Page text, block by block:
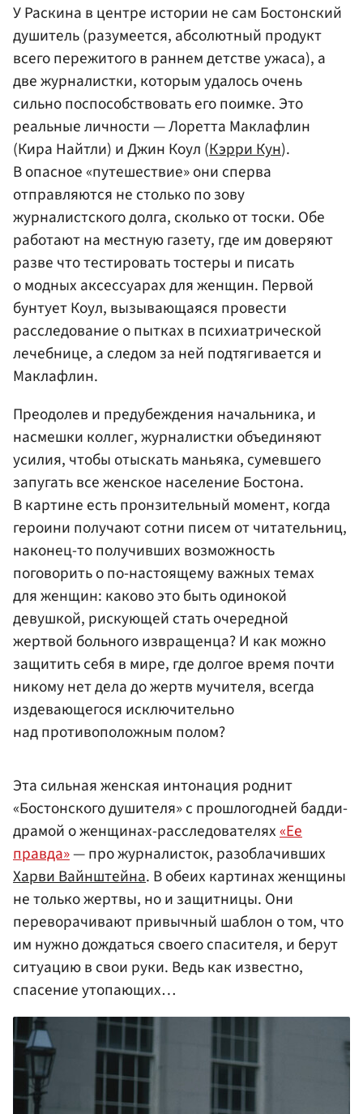
У Раскина в центре истории не сам Бостонский
душитель (разумеется, абсолютный продукт
всего пережитого в раннем детстве ужаса), а
две журналистки, которым удалось очень
сильно поспособствовать его поимке. Это
реальные личности — Лоретта Маклафлин
(Кира Найтли) и Джин Коул (Кэрри Кун).
В опасное «путешествие» они сперва
отправляются не столько по зову
журналистского долга, сколько от тоски. Обе
работают на местную газету, где им доверяют
разве что тестировать тостеры и писать
о модных аксессуарах для женщин. Первой
бунтует Коул, вызывающаяся провести
расследование о пытках в психиатрической
лечебнице, а следом за ней подтягивается и
Маклафлин.
Преодолев и предубеждения начальника, и
насмешки коллег, журналистки объединяют
усилия, чтобы отыскать маньяка, сумевшего
запугать все женское население Бостона.
В картине есть пронзительный момент, когда
героини получают сотни писем от читательниц,
наконец-то получивших возможность
поговорить о по-настоящему важных темах
для женщин: каково это быть одинокой
девушкой, рискующей стать очередной
жертвой больного извращенца? И как можно
защитить себя в мире, где долгое время почти
никому нет дела до жертв мучителя, всегда
издевающегося исключительно
над противоположным полом?
Эта сильная женская интонация роднит
«Бостонского душителя» с прошлогодней бадди-
драмой о женщинах-расследователях«Ее
правда»— про журналисток, разоблачивших
Харви Вайнштейна. В обеих картинах женщины
не только жертвы, но и защитницы. Они
переворачивают привычный шаблон о том, что
им нужно дождаться своего спасителя, и берут
ситуацию в свои руки. Ведь как известно,
спасение утопающих…